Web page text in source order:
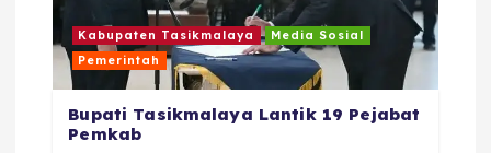
Kabupaten Tasikmalaya
Media Sosial
Pemerintah
Bupati Tasikmalaya Lantik 19 Pejabat
Pemkab